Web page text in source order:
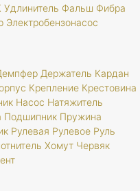
Удлинитель Фальш Фибра
Электробензонасос
Держатель Кардан
Крепление Крестовина
Насос Натяжитель
Подшипник Пружина
Рулевая Рулевое Руль
Хомут Червяк